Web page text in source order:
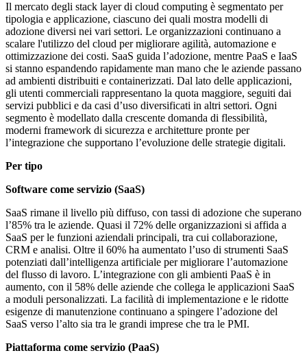
Il mercato degli stack layer di cloud computing è segmentato per
tipologia e applicazione, ciascuno dei quali mostra modelli di
adozione diversi nei vari settori. Le organizzazioni continuano a
scalare l'utilizzo del cloud per migliorare agilità, automazione e
ottimizzazione dei costi. SaaS guida l’adozione, mentre PaaS e IaaS
si stanno espandendo rapidamente man mano che le aziende passano
ad ambienti distribuiti e containerizzati. Dal lato delle applicazioni,
gli utenti commerciali rappresentano la quota maggiore, seguiti dai
servizi pubblici e da casi d’uso diversificati in altri settori. Ogni
segmento è modellato dalla crescente domanda di flessibilità,
moderni framework di sicurezza e architetture pronte per
l’integrazione che supportano l’evoluzione delle strategie digitali.
Per tipo
Software come servizio (SaaS)
SaaS rimane il livello più diffuso, con tassi di adozione che superano
l’85% tra le aziende. Quasi il 72% delle organizzazioni si affida a
SaaS per le funzioni aziendali principali, tra cui collaborazione,
CRM e analisi. Oltre il 60% ha aumentato l’uso di strumenti SaaS
potenziati dall’intelligenza artificiale per migliorare l’automazione
del flusso di lavoro. L’integrazione con gli ambienti PaaS è in
aumento, con il 58% delle aziende che collega le applicazioni SaaS
a moduli personalizzati. La facilità di implementazione e le ridotte
esigenze di manutenzione continuano a spingere l’adozione del
SaaS verso l’alto sia tra le grandi imprese che tra le PMI.
Piattaforma come servizio (PaaS)